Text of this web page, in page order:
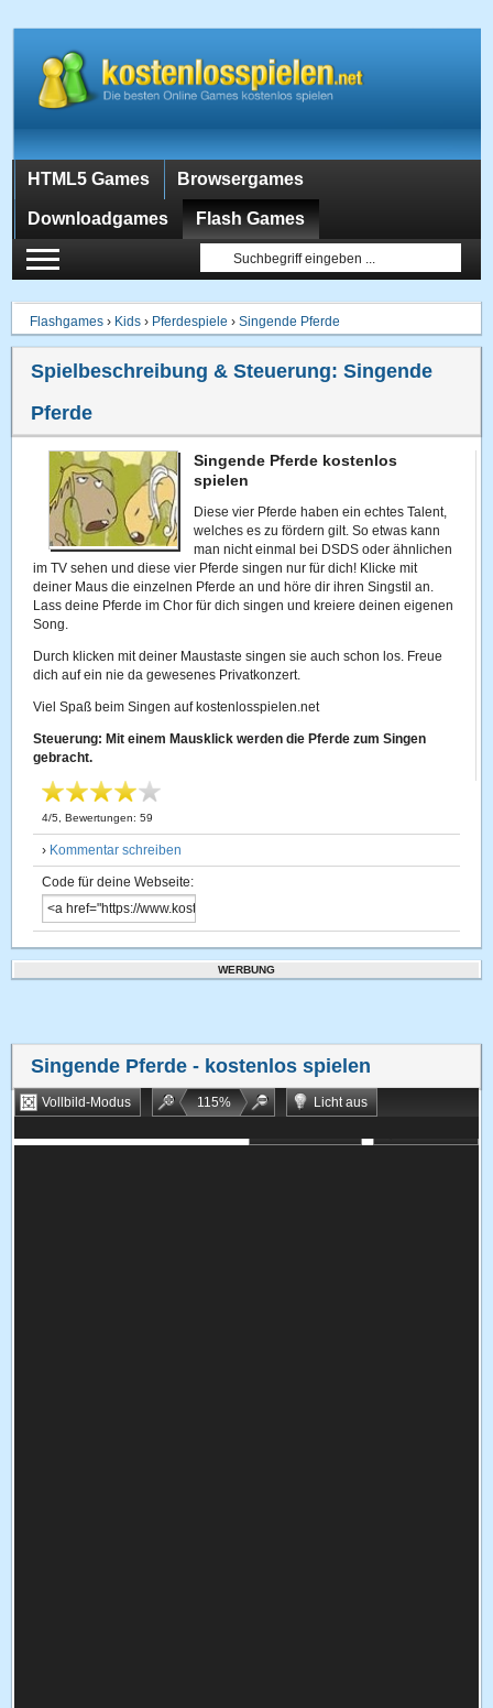
HTML5 Games Browsergames
Downloadgames Flash Games
Flashgames › Kids › Pferdespiele ›Singende Pferde
Spielbeschreibung & Steuerung:Singende
Pferde
Singende Pferde kostenlos
spielen
Diese vier Pferde haben ein echtes Talent,
welches es zu fördern gilt. So etwas kann
man nicht einmal bei DSDS oder ähnlichen
im TV sehen und diese vier Pferde singen nur für dich! Klicke mit
deiner Maus die einzelnen Pferde an und höre dir ihren Singstil an.
Lass deine Pferde im Chor für dich singen und kreiere deinen eigenen
Song.
Durch klicken mit deiner Maustaste singen sie auch schon los. Freue
dich auf ein nie da gewesenes Privatkonzert.
Viel Spaß beim Singen auf kostenlosspielen.net
Steuerung: Mit einem Mausklick werden die Pferde zum Singen
gebracht.
4/5 , Bewertungen:59
› Kommentar schreiben
Code für deine Webseite:
WERBUNG
Singende Pferde - kostenlos spielen
Vollbild-Modus 115%
Licht aus